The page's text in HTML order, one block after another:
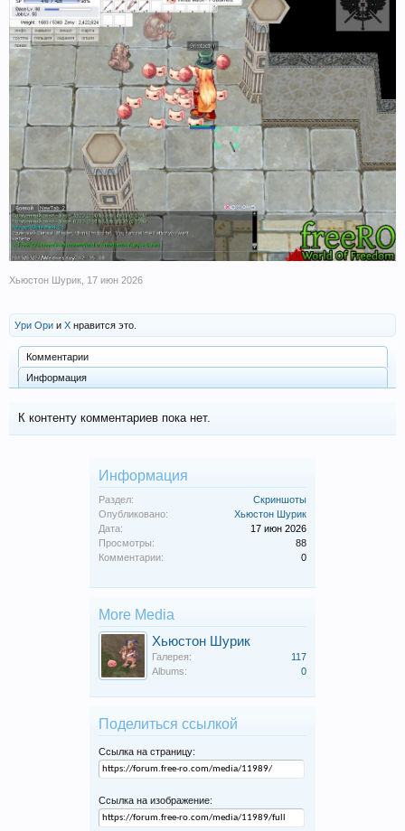
Хьюстон Шурик 17 июн 2026
Ури Ори и X нравится это.
Комментарии
Информация
К контенту комментариев пока нет.
Информация
Раздел:
Скриншоты
Опубликовано:
Хьюстон Шурик
Дата:
17 июн 2026
Просмотры:
88
Комментарии:
0
More Media
Хьюстон Шурик
Галерея:
117
Albums:
0
Поделиться ссылкой
Ссылка на страницу:
Ссылка на изображение: